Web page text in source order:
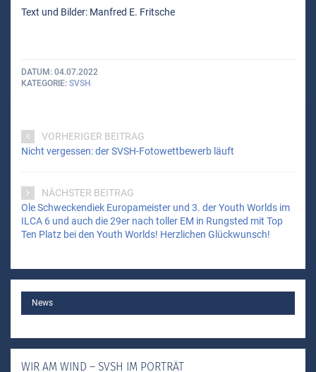
Text und Bilder: Manfred E. Fritsche
DATUM 04.07.2022
KATEGORIE SVSH
VORHERIGER BEITRAG
Nicht vergessen: der SVSH-Fotowettbewerb läuft
NÄCHSTER BEITRAG
Ole Schweckendiek Europameister und 3. der Youth Worlds im
ILCA 6 und auch die 29er nach toller EM in Rungsted mit Top
Ten Platz bei den Youth Worlds! Herzlichen Glückwunsch!
MAINNews
WIR AM WIND – SVSH IM PORTRÄT